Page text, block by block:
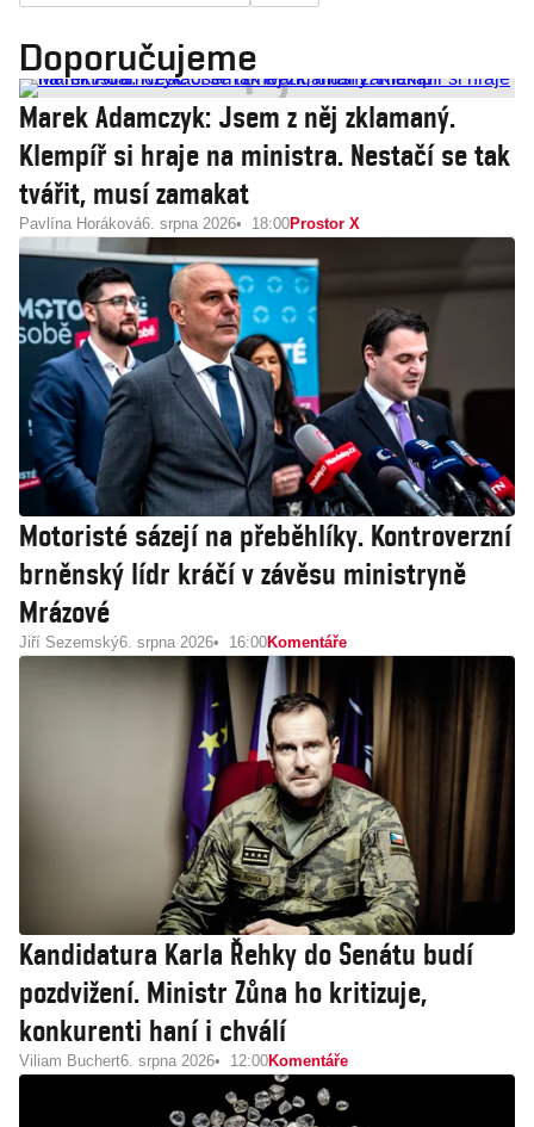
Doporučujeme
Marek Adamczyk: Jsem z něj zklamaný.
Klempíř si hraje na ministra. Nestačí se tak
tvářit, musí zamakat
Pavlína Horáková6. srpna 2026 18:00Prostor X
Motoristé sázejí na přeběhlíky. Kontroverzní
brněnský lídr kráčí v závěsu ministryně
Mrázové
Jiří Sezemský6. srpna 2026 16:00Komentáře
Kandidatura Karla Řehky do Senátu budí
pozdvižení. Ministr Zůna ho kritizuje,
konkurenti haní i chválí
Viliam Buchert6. srpna 2026 12:00Komentáře